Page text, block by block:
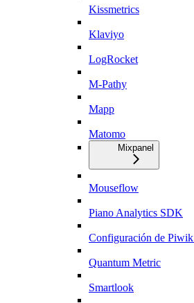
Kissmetrics
Klaviyo
LogRocket
M-Pathy
Mapp
Matomo
Mixpanel
Mouseflow
Piano Analytics SDK
Configuración de
Quantum Metric
Smartlook